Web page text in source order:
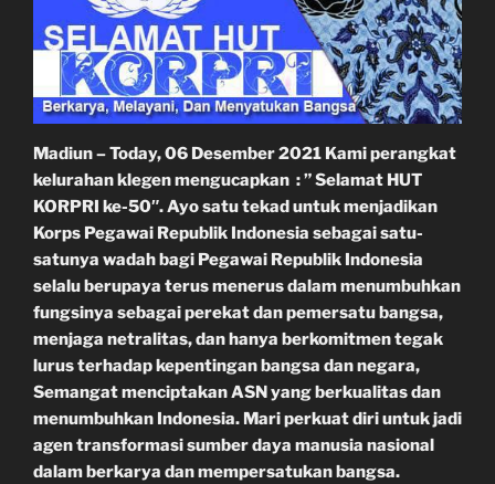
Madiun – Today, 06 Desember 2021 Kami perangkat
kelurahan klegen mengucapkan : ” Selamat HUT
KORPRI ke-50″. Ayo satu tekad untuk menjadikan
Korps Pegawai Republik Indonesia sebagai satu-
satunya wadah bagi Pegawai Republik Indonesia
selalu berupaya terus menerus dalam menumbuhkan
fungsinya sebagai perekat dan pemersatu bangsa,
menjaga netralitas, dan hanya berkomitmen tegak
lurus terhadap kepentingan bangsa dan negara,
Semangat menciptakan ASN yang berkualitas dan
menumbuhkan Indonesia. Mari perkuat diri untuk jadi
agen transformasi sumber daya manusia nasional
dalam berkarya dan mempersatukan bangsa.